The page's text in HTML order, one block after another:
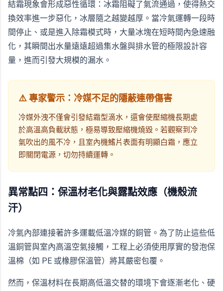
結霜現象會形成惡性循環：冰霜阻礙了氣流通過，使得熱交
換效率進一步惡化，冰層隨之越變越厚。當冷氣運轉一段時
間停止、或是進入除霜模式時，大量冰塊在短時間內急速融
化，其瞬間出水量遠遠超過集水盤與排水管的極限設計容
量，進而引發大規模的漏水。
⚠️ 專家警示：冷媒不足的隱蔽連帶傷害
冷媒外洩不僅會引發結霜型滴水，還會使壓縮機長期處
於高溫高負載狀態，極易導致壓縮機燒毀。若觀察到冷
氣吹出的風不冷，且室內機鰭片表面有明顯白霜，應立
即關閉電源，切勿持續運轉。
異常點四：保溫材老化與露點效應（機殼流
汗）
冷氣內部連接著許多運載低溫冷媒的銅管。為了防止這些低
溫銅管與室內高溫空氣接觸，工程上必須使用厚實的發泡保
溫棉（如 PE 或橡膠保溫管）將其嚴密包覆。
然而，保溫材料在長期高低溫交替的環境下會逐漸老化、硬